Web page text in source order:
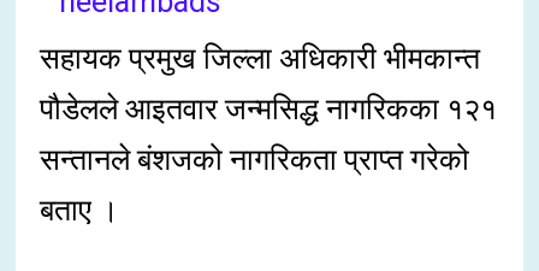
सहायक प्रमुख जिल्ला अधिकारी भीमकान्त
पौडेलले आइतवार जन्मसिद्ध नागरिकका १२१
सन्तानले बंशजको नागरिकता प्राप्त गरेको
बताए ।